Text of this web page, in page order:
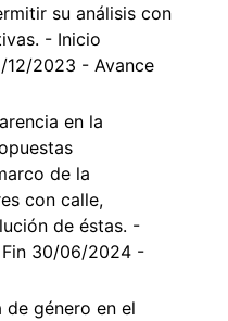
su análisis con
- Inicio
12/2023 - Avance
en la
de la
con calle,
de éstas. -
30/06/2024 -
género en el